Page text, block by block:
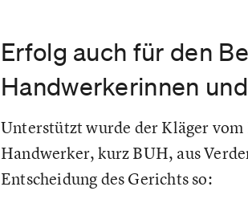
Erfolg auch für den
Handwerkerinnen
Unterstützt wurde der Kläger
Handwerker, kurz BUH, aus
Entscheidung des Gerichts so: